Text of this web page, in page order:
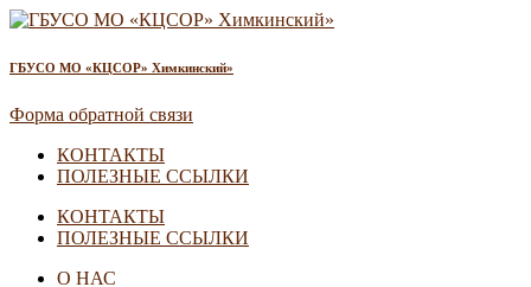
ГБУСО МО «КЦСОР» Химкинский»
Форма обратной связи
КОНТАКТЫ
ПОЛЕЗНЫЕ ССЫЛКИ
КОНТАКТЫ
ПОЛЕЗНЫЕ ССЫЛКИ
О НАС